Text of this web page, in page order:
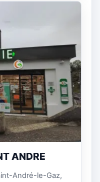
ANDRE
André-le-Gaz,